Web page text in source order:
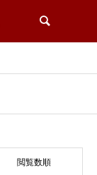
閲覧数順